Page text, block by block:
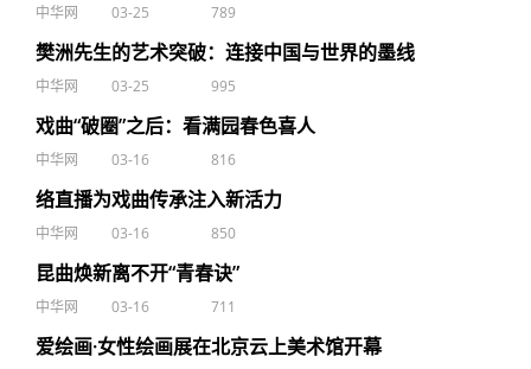
中华网 03-25 789
樊洲先生的艺术突破：连接中国与世界的墨线
中华网 03-25 995
戏曲“破圈”之后：看满园春色喜人
中华网 03-16 816
络直播为戏曲传承注入新活力
中华网 03-16 850
昆曲焕新离不开“青春诀”
中华网 03-16 711
爱绘画·女性绘画展在北京云上美术馆开幕